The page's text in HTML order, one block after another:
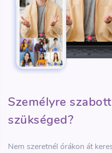
Személyre
szükséged?
Nem szeretnél órákon át